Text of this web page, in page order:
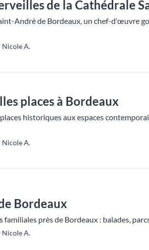
de la Cathédrale
André de Bordeaux, un chef-d'œuvre
Nicole A.
places à Bordeaux
historiques aux espaces
Nicole A.
Bordeaux
près de Bordeaux : balades,
Nicole A.